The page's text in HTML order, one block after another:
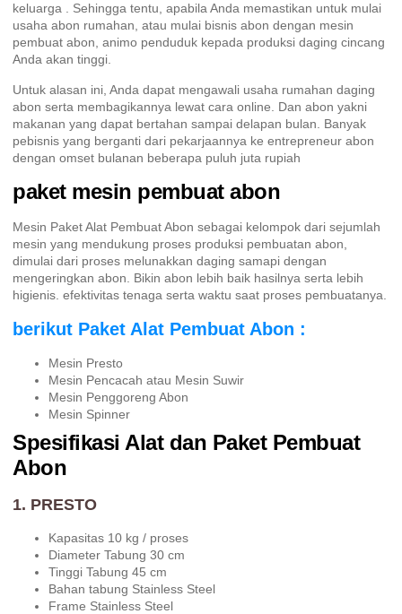
keluarga . Sehingga tentu, apabila Anda memastikan untuk mulai
usaha abon rumahan, atau mulai bisnis abon dengan mesin
pembuat abon, animo penduduk kepada produksi daging cincang
Anda akan tinggi.
Untuk alasan ini, Anda dapat mengawali usaha rumahan daging
abon serta membagikannya lewat cara online. Dan abon yakni
makanan yang dapat bertahan sampai delapan bulan. Banyak
pebisnis yang berganti dari pekarjaannya ke entrepreneur abon
dengan omset bulanan beberapa puluh juta rupiah
paket mesin pembuat abon
Mesin Paket Alat Pembuat Abon sebagai kelompok dari sejumlah
mesin yang mendukung proses produksi pembuatan abon,
dimulai dari proses melunakkan daging samapi dengan
mengeringkan abon. Bikin abon lebih baik hasilnya serta lebih
higienis. efektivitas tenaga serta waktu saat proses pembuatanya.
berikut Paket Alat Pembuat Abon :
Mesin Presto
Mesin Pencacah atau Mesin Suwir
Mesin Penggoreng Abon
Mesin Spinner
Spesifikasi Alat dan Paket Pembuat
Abon
1. PRESTO
Kapasitas 10 kg / proses
Diameter Tabung 30 cm
Tinggi Tabung 45 cm
Bahan tabung Stainless Steel
Frame Stainless Steel